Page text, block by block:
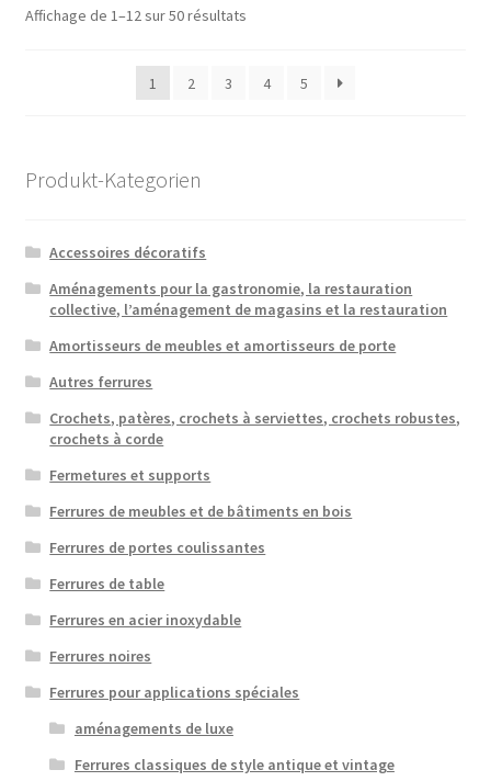
Affichage de 1–12 sur 50 résultatsTrié
1
2 3 4 5
Produkt-Kategorien
Accessoires décoratifs
Aménagements pour la gastronomie, la restauration
collective, l’aménagement de magasins et la restauration
Amortisseurs de meubles et amortisseurs de porte
Autres ferrures
Crochets, patères, crochets à serviettes, crochets robustes,
crochets à corde
Fermetures et supports
Ferrures de meubles et de bâtiments en bois
Ferrures de portes coulissantes
Ferrures de table
Ferrures en acier inoxydable
Ferrures noires
Ferrures pour applications spéciales
aménagements de luxe
Ferrures classiques de style antique et vintage